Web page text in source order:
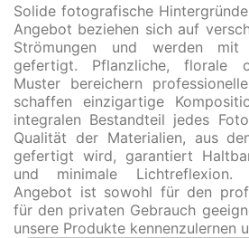
Solide fotografische
Angebot beziehen sich auf
Strömungen und werden
gefertigt. Pflanzliche, florale
Muster bereichern
schaffen einzigartige
integralen Bestandteil jedes
Qualität der Materialien, aus
gefertigt wird, garantiert
und minimale Lichtreflexion.
Angebot ist sowohl für den
für den privaten Gebrauch
unsere Produkte kennenzulernen